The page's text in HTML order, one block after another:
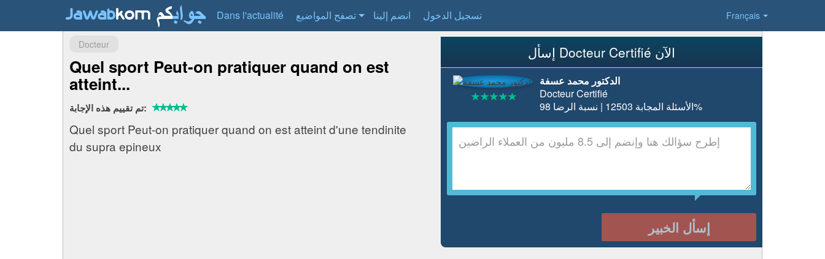
Français
Dans l'actualité تصفح المواضيع انضم إلينا تسجيل الدخول
إسأل Docteur Certifié الآن
الدكتور محمد عسفة
Docteur Certifié
الأسئلة المجابة 12503 | نسبة الرضا 98%
إسأل الخبير
Docteur
Quel sport Peut-on pratiquer quand on est
atteint...
تم تقييم هذه الإجابة:
Quel sport Peut-on pratiquer quand on est atteint d'une tendinite
du supra epineux